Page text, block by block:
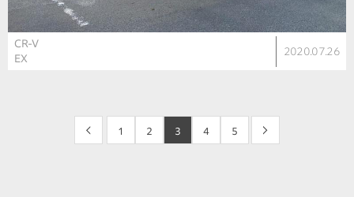
CR-V
EX
2020.07.26
< 1 2 3 4 5 >